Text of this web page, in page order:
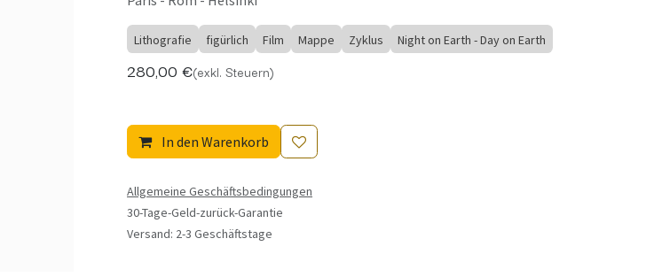
Lithografie figürlich Film Mappe Zyklus Night on Earth - Day on Earth
280,00 €(exkl. Steuern)
In den Warenkorb
Allgemeine Geschäftsbedingungen
30-Tage-Geld-zurück-Garantie
Versand: 2-3 Geschäftstage